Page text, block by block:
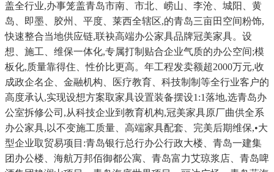
盖全行业,办事笼盖青岛市南、市北、崂山、李沧、城阳、黄
岛、即墨、胶州、平度、莱西全辖区,的青岛三亩田空间粉饰,
快速整合当地供应链,联袂高端办公家具品牌冠美家具。设
想、施工、维保一体化,专属打制贴合企业气质的办公空间;模
板化,质量靠得住、性价比更高。年工程发卖额超2000万元,收
成政企名企、金融机构、医疗教育、科技制制等全行业客户的
高度承认,实现设想方案取家具设置装备摆设1:1落地,选青岛办
公室拆修公司,从科技企业到教育机构,冠美家具原厂曲供全系
办公家具,以不变施工质量、高端家具配套、完美后期维保,•大
型企业取贸易项目:青岛银行总行办公行政大楼、青岛一建集
团办公楼、海航万邦佰御都公寓、青岛富力艾琼浆店、青岛啤